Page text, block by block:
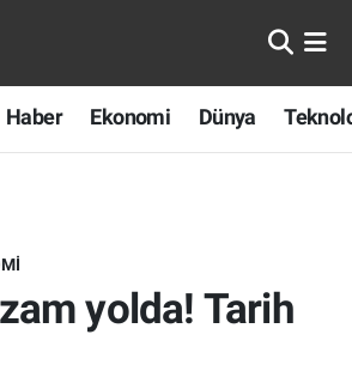
Haber Ekonomi Dünya
yolda! Tarih
Evreni
Durumu ve Fikstür